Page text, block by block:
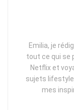
Emilia, je
tout ce qui se
Netflix et
sujets
mes